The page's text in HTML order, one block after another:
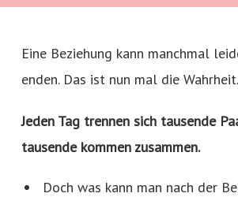
Eine Beziehung kann manchmal
enden. Das ist nun mal die Wahrheit.
Jeden Tag trennen sich tausende
tausende kommen zusammen.
Doch was kann man nach der